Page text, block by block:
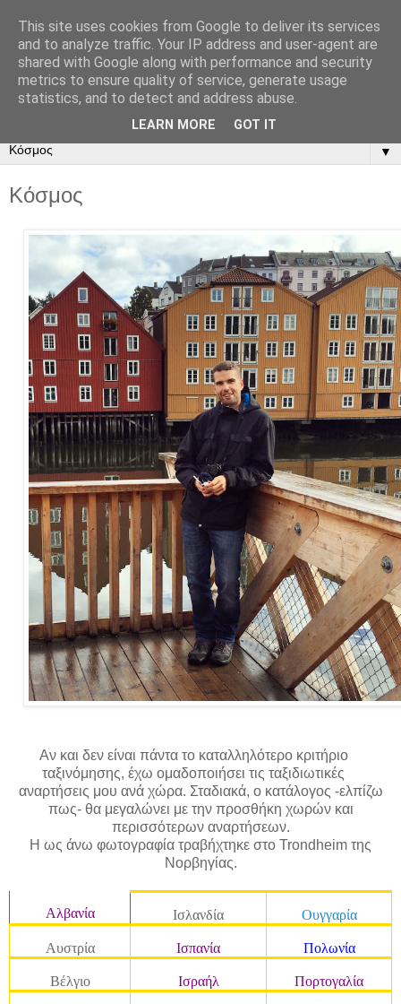
▼
Κόσμος
Αν και δεν είναι πάντα το καταλληλότερο κριτήριο
ταξινόμησης, έχω ομαδοποιήσει τις ταξιδιωτικές
αναρτήσεις μου ανά χώρα. Σταδιακά, ο κατάλογος -ελπίζω
πως- θα μεγαλώνει με την προσθήκη χωρών και
περισσότερων αναρτήσεων.
Η ως άνω φωτογραφία τραβήχτηκε στο Trondheim της
Νορβηγίας.
Αλβανία Ισλανδία Ουγγαρία
Αυστρία Ισπανία Πολωνία
Βέλγιο Ισραήλ Πορτογαλία
This site uses cookies from Google to deliver its services
and to analyze traffic. Your IP address and user-agent are
shared with Google along with performance and security
metrics to ensure quality of service, generate usage
statistics, and to detect and address abuse.
LEARN MORE GOT IT